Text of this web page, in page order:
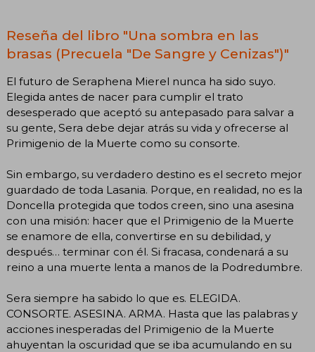
Reseña del libro "Una sombra en las
brasas (Precuela "De Sangre y Cenizas")"
El futuro de Seraphena Mierel nunca ha sido suyo.
Elegida antes de nacer para cumplir el trato
desesperado que aceptó su antepasado para salvar a
su gente, Sera debe dejar atrás su vida y ofrecerse al
Primigenio de la Muerte como su consorte.
Sin embargo, su verdadero destino es el secreto mejor
guardado de toda Lasania. Porque, en realidad, no es la
Doncella protegida que todos creen, sino una asesina
con una misión: hacer que el Primigenio de la Muerte
se enamore de ella, convertirse en su debilidad, y
después… terminar con él. Si fracasa, condenará a su
reino a una muerte lenta a manos de la Podredumbre.
Sera siempre ha sabido lo que es. ELEGIDA.
CONSORTE. ASESINA. ARMA. Hasta que las palabras y
acciones inesperadas del Primigenio de la Muerte
ahuyentan la oscuridad que se iba acumulando en su